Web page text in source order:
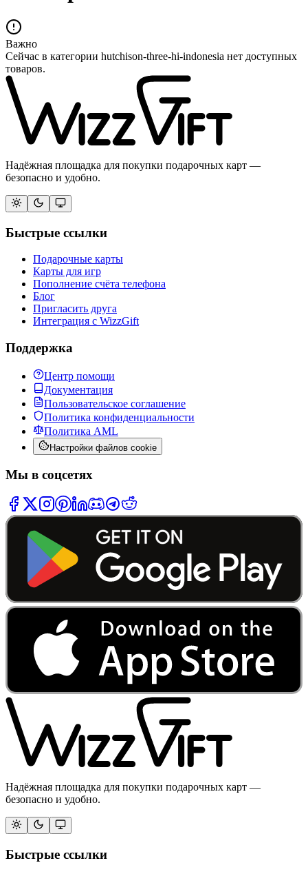
Важно
Сейчас в категории hutchison-three-hi-indonesia нет доступных
товаров.
Надёжная площадка для покупки подарочных карт —
безопасно и удобно.
Быстрые ссылки
Подарочные карты
Карты для игр
Пополнение счёта телефона
Блог
Пригласить друга
Интеграция с WizzGift
Поддержка
Центр помощи
Документация
Пользовательское соглашение
Политика конфиденциальности
Политика AML
Настройки файлов cookie
Мы в соцсетях
Надёжная площадка для покупки подарочных карт —
безопасно и удобно.
Быстрые ссылки